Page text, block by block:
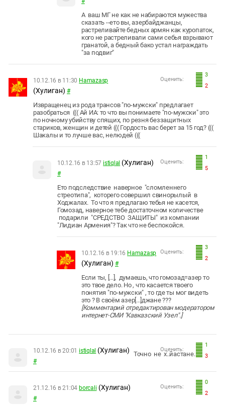
А ваш МГ не как не набираются мужества
сказать --ето вы, азербайджанцы,
растреливайте бедных армян как куропаток,
кого не растреливали сами себья взрывают
гранатой, а бедный бако устал награждать
"за подвиг"
3
2
Оценить:
10.12.16 в 11:30 Hamazasp
(Хулиган) #
Извращенец из рода трансов "по-мужски" предлагает
разобраться ((( Ай ИА: то что вы понимаете "по-мужски" это
по ночному убийству спящих, по резня беззащитных
стариков, женщин и детей ((( Гордость вас берет за 15 год? (((
Шакалы и то лучше вас, нелюдей (((
1
5
Оценить:
10.12.16 в 13:57 istiqlal (Хулиган)
#
Ето подследствие наверное "сломленнего
стреотипа", которего совершил свинорылый в
Ходжалах. То что я предлагаю тебья не касется,
Гомозад, наверное тебе достаточном количестве
подарили "СРЕДСТВО ЗАЩИТЫ" из компании
"Лидиан Армения"? Так что не беспокойся.
3
2
Оценить:
10.12.16 в 19:16 Hamazasp
(Хулиган) #
Если ты, [...], думаешь, что гомозад=азер то
это твое дело. Но , что касается твоего
понятия "по-мужски" , то где ты мог видеть
это ? В своём азер[...]джане ???
[Комментарий отредактирован модератором
интернет-СМИ "Кавказский Узел".]
1
3
Оценить:
10.12.16 в 20:01 istiqlal (Хулиган)
#
Точно не х..йастане.
0
2
Оценить:
21.12.16 в 21:04 borcali (Хулиган)
#